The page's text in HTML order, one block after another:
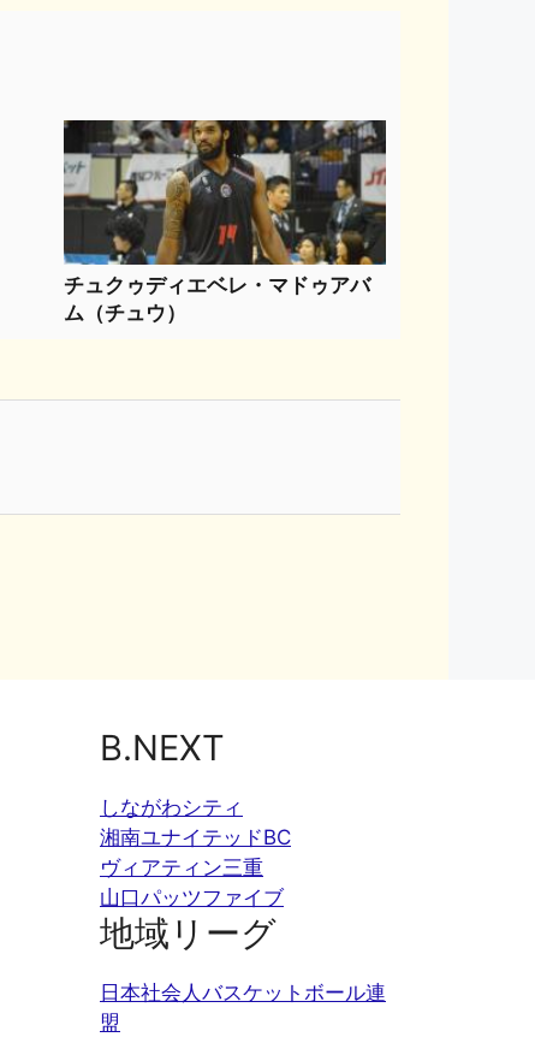
チュクゥディエベレ・マドゥアバ
ム（チュウ）
B.NEXT
しながわシティ
湘南ユナイテッドBC
ヴィアティン三重
山口パッツファイブ
地域リーグ
日本社会人バスケットボール連
盟